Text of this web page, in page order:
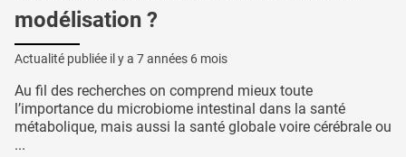
modélisation ?
Actualité publiée il y a 7 années 6 mois
Au fil des recherches on comprend mieux toute
l’importance du microbiome intestinal dans la santé
métabolique, mais aussi la santé globale voire cérébrale ou
...